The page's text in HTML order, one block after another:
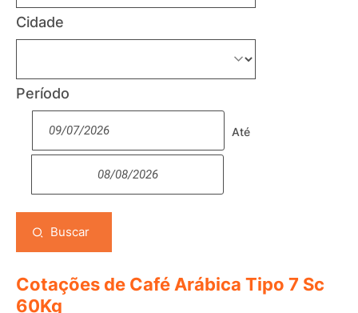
Cidade
Período
Até
Buscar
Cotações de Café Arábica Tipo 7 Sc
60Kg